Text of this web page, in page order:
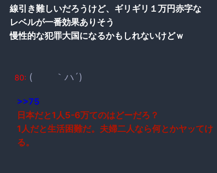
線引き難しいだろうけど、ギリギリ１万円赤字な
レベルが一番効果ありそう
慢性的な犯罪大国になるかもしれないけどｗ
80: ( ｀ハ´)
>>75
日本だと1人5-6万てのはどーだろ？
1人だと生活困難だ。夫婦二人なら何とかヤッてけ
る。